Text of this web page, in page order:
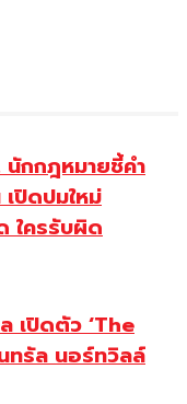
กกฎหมายชี้คำ
ปิดปมใหม่
ใครรับผิด
เปิดตัว ‘The
ทรัล นอร์ทวิลล์